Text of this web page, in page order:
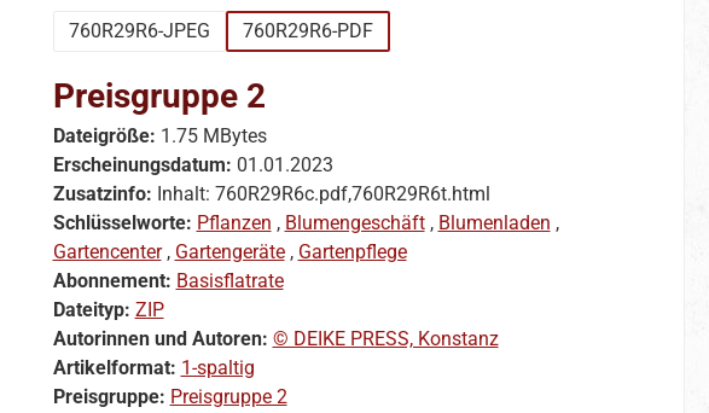
760R29R6-JPEG
760R29R6-PDF
Preisgruppe 2
Dateigröße: 1.75 MBytes
Erscheinungsdatum: 01.01.2023
Zusatzinfo: Inhalt: 760R29R6c.pdf,760R29R6t.html
Schlüsselworte: Pflanzen , Blumengeschäft, Blumenladen ,
Gartencenter, Gartengeräte, Gartenpflege
Abonnement: Basisflatrate
Dateityp: ZIP
Autorinnen und Autoren: © DEIKE PRESS, Konstanz
Artikelformat: 1-spaltig
Preisgruppe: Preisgruppe 2